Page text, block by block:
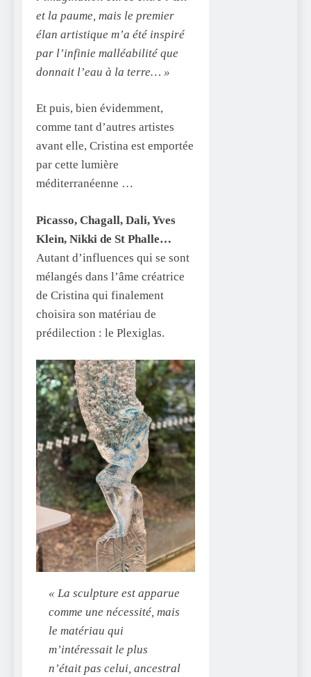
et la paume, mais le premier
élan artistique m’a été inspiré
par l’infinie malléabilité que
donnait l’eau à la terre… »
Et puis, bien évidemment,
comme tant d’autres artistes
avant elle, Cristina est emportée
par cette lumière
méditerranéenne …
Picasso, Chagall, Dali, Yves
Klein, Nikki de St Phalle…
Autant d’influences qui se sont
mélangés dans l’âme créatrice
de Cristina qui finalement
choisira son matériau de
prédilection : le Plexiglas.
« La sculpture est apparue
comme une nécessité, mais
le matériau qui
m’intéressait le plus
n’était pas celui, ancestral